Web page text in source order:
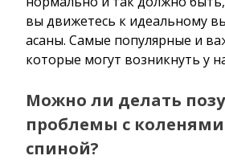
вы движетесь к идеальному
асаны. Самые популярные и
которые могут возникнуть у
Можно ли делать
проблемы с
спиной?